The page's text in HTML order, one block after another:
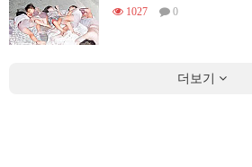
1027
0
더보기